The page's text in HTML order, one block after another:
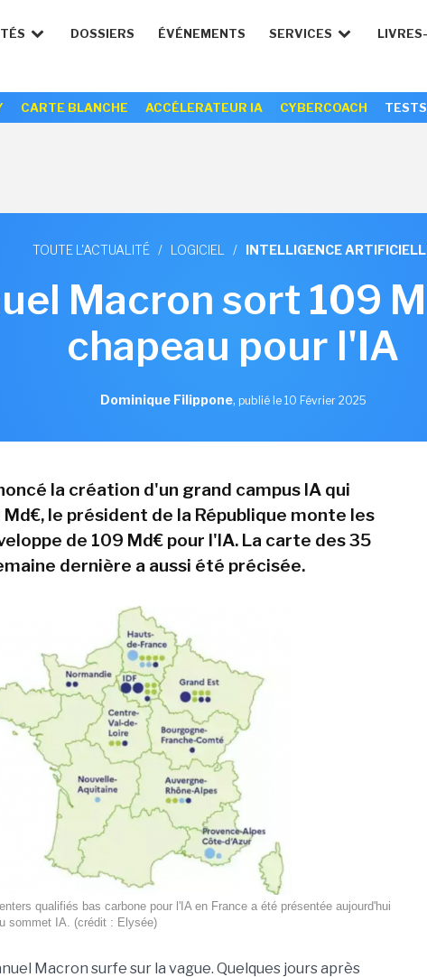
DOSSIERS ÉVÉNEMENTS SERVICES
CARTE BLANCHE ACCÉLERATEUR IA CYBERCOACH TESTS
TOUTE L'ACTUALITÉ / LOGICIEL / INTELLIGENCE
Macron sort 109
chapeau pour l'IA
Dominique Filippone, publié le 10 Février 2025
la création d'un grand campus IA qui
le président de la République monte les
de 109 Md€ pour l'IA. La carte des 35
dernière a aussi été précisée.
qualifiés bas carbone pour l'IA en France a été présentée aujourd'hui
sommet IA. (crédit : Elysée)
Macron surfe sur la vague. Quelques jours après